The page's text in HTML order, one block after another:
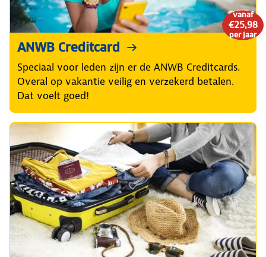
vanaf
€25,98
per jaar
ANWB Creditcard
Speciaal voor leden zijn er de ANWB Creditcards.
Overal op vakantie veilig en verzekerd betalen.
Dat voelt goed!